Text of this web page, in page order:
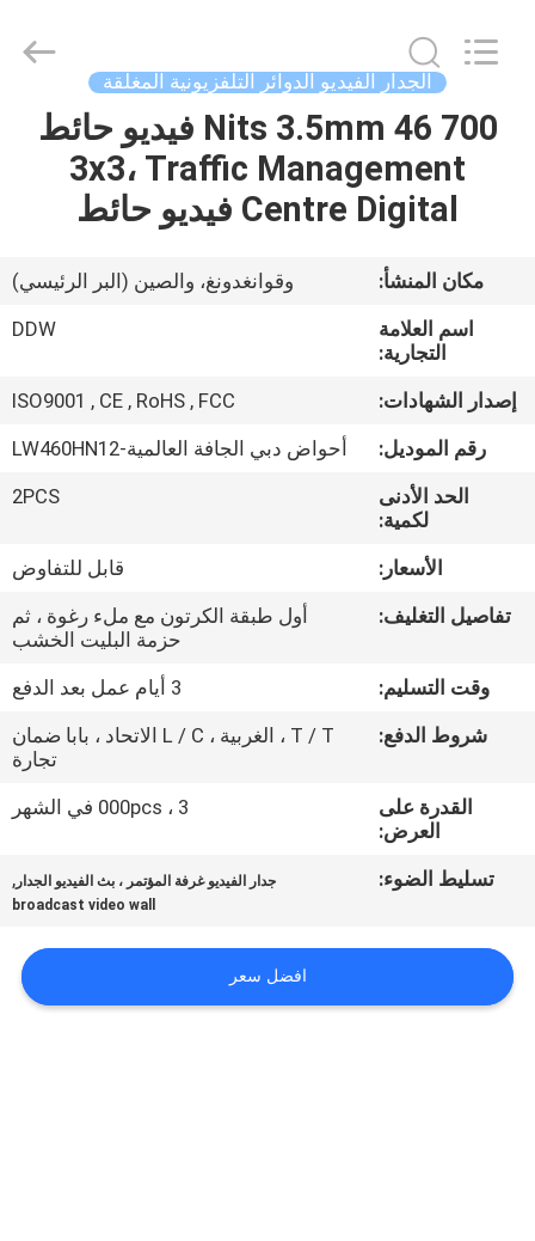
الصفحة
الرئيسية
معلومات
جولة
مراقبة
الجودة
اتصل
اقتباس
CASE
Reserved.
Developed
الجدار الفيديو الدوائر التلفزيونية المغلقة
700 Nits 3.5mm 46 فيديو حائط
3x3، Traffic Management
Centre Digital فيديو حائط
مكان المنشأ:
وقوانغدونغ، والصين (البر الرئيسي)
اسم العلامة
التجارية:
DDW
إصدار الشهادات:
ISO9001 , CE , RoHS , FCC
رقم الموديل:
أحواض دبي الجافة العالمية-LW460HN12
الحد الأدنى
لكمية:
2PCS
الأسعار:
قابل للتفاوض
تفاصيل التغليف:
أول طبقة الكرتون مع ملء رغوة ، ثم
حزمة البليت الخشب
وقت التسليم:
3 أيام عمل بعد الدفع
شروط الدفع:
T / T ، الغربية ، L / C الاتحاد ، بابا ضمان
تجارة
القدرة على
العرض:
3 ، 000pcs في الشهر
تسليط الضوء: جدار الفيديو غرفة المؤتمر ، بث الفيديو الجدار ,
broadcast video wall
افضل سعر